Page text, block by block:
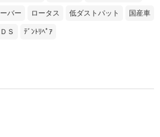
バー ロータス 低ダストパット 国産車
ＤＳ ﾃﾞﾝﾄﾘﾍﾟｱ